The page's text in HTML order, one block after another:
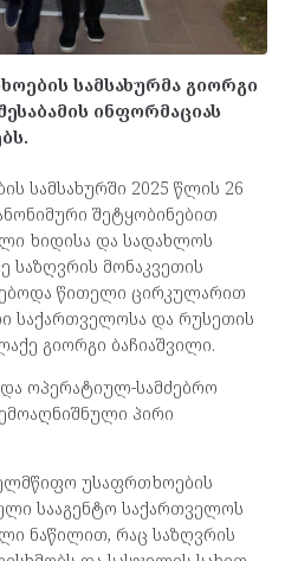
სამსახურმა გიორგი
ინფორმაციას
სამსახურში 2025 წლის 26
შეტყობინებით
ხიდისა და სადახლოს
საზღვრის მონაკვეთის
წითელი ცირკულარით
საქართველოსა და რუსეთის
გიორგი ბაჩიაშვილი.
ოპერატიულ-სამძებრო
პირი
უსაფრთხოების
სააგენტო საქართველოს
ნაწილით, რაც საზღვრის